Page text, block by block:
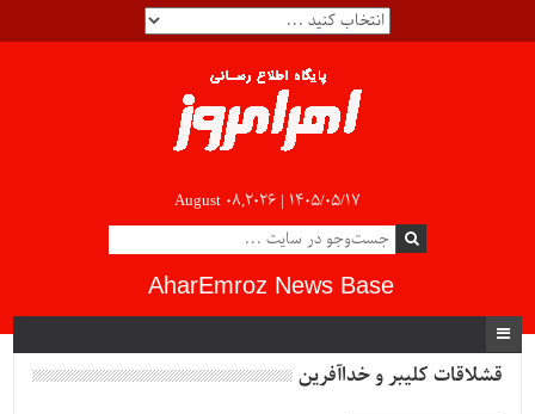
August 08,2026 | ۱۴۰۵/۰۵/۱۷
AharEmroz News Base
قشلاقات کلیبر و خداآفرین